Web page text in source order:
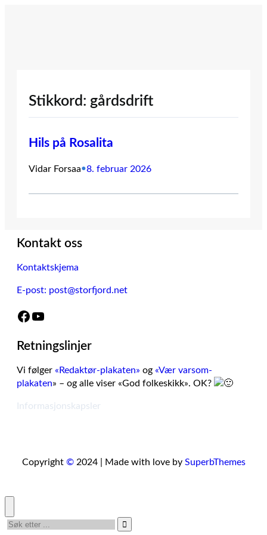
Stikkord: gårdsdrift
Hils på Rosalita
Vidar Forsaa•8. februar 2026
Kontakt oss
Kontaktskjema
E-post: post@storfjord.net
Facebook YouTube
Retningslinjer
Vi følger «Redaktør-plakaten» og «Vær varsom-
plakaten» – og alle viser «God folkeskikk». OK?
Informasjonskapsler
Copyright ©2024 | Made with love by SuperbThemes